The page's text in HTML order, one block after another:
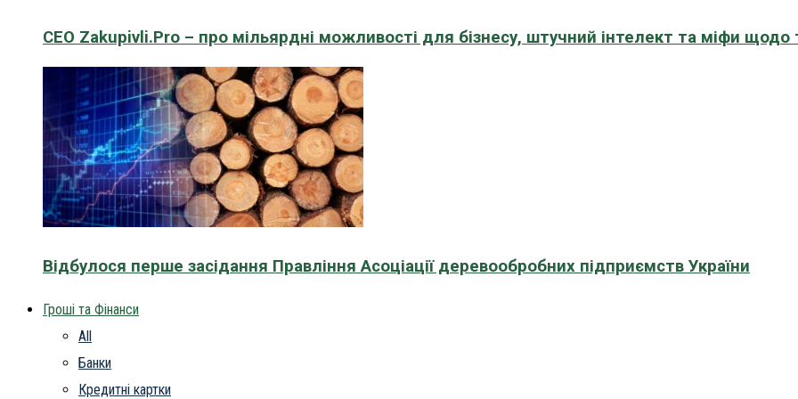
CEO Zakupivli.Pro – про мільярдні можливості для бізнесу, штучний інтелект та міфи щодо
Відбулося перше засідання Правління Асоціації деревообробних підприємств України
Гроші та Фінанси
All
Банки
Кредитні картки